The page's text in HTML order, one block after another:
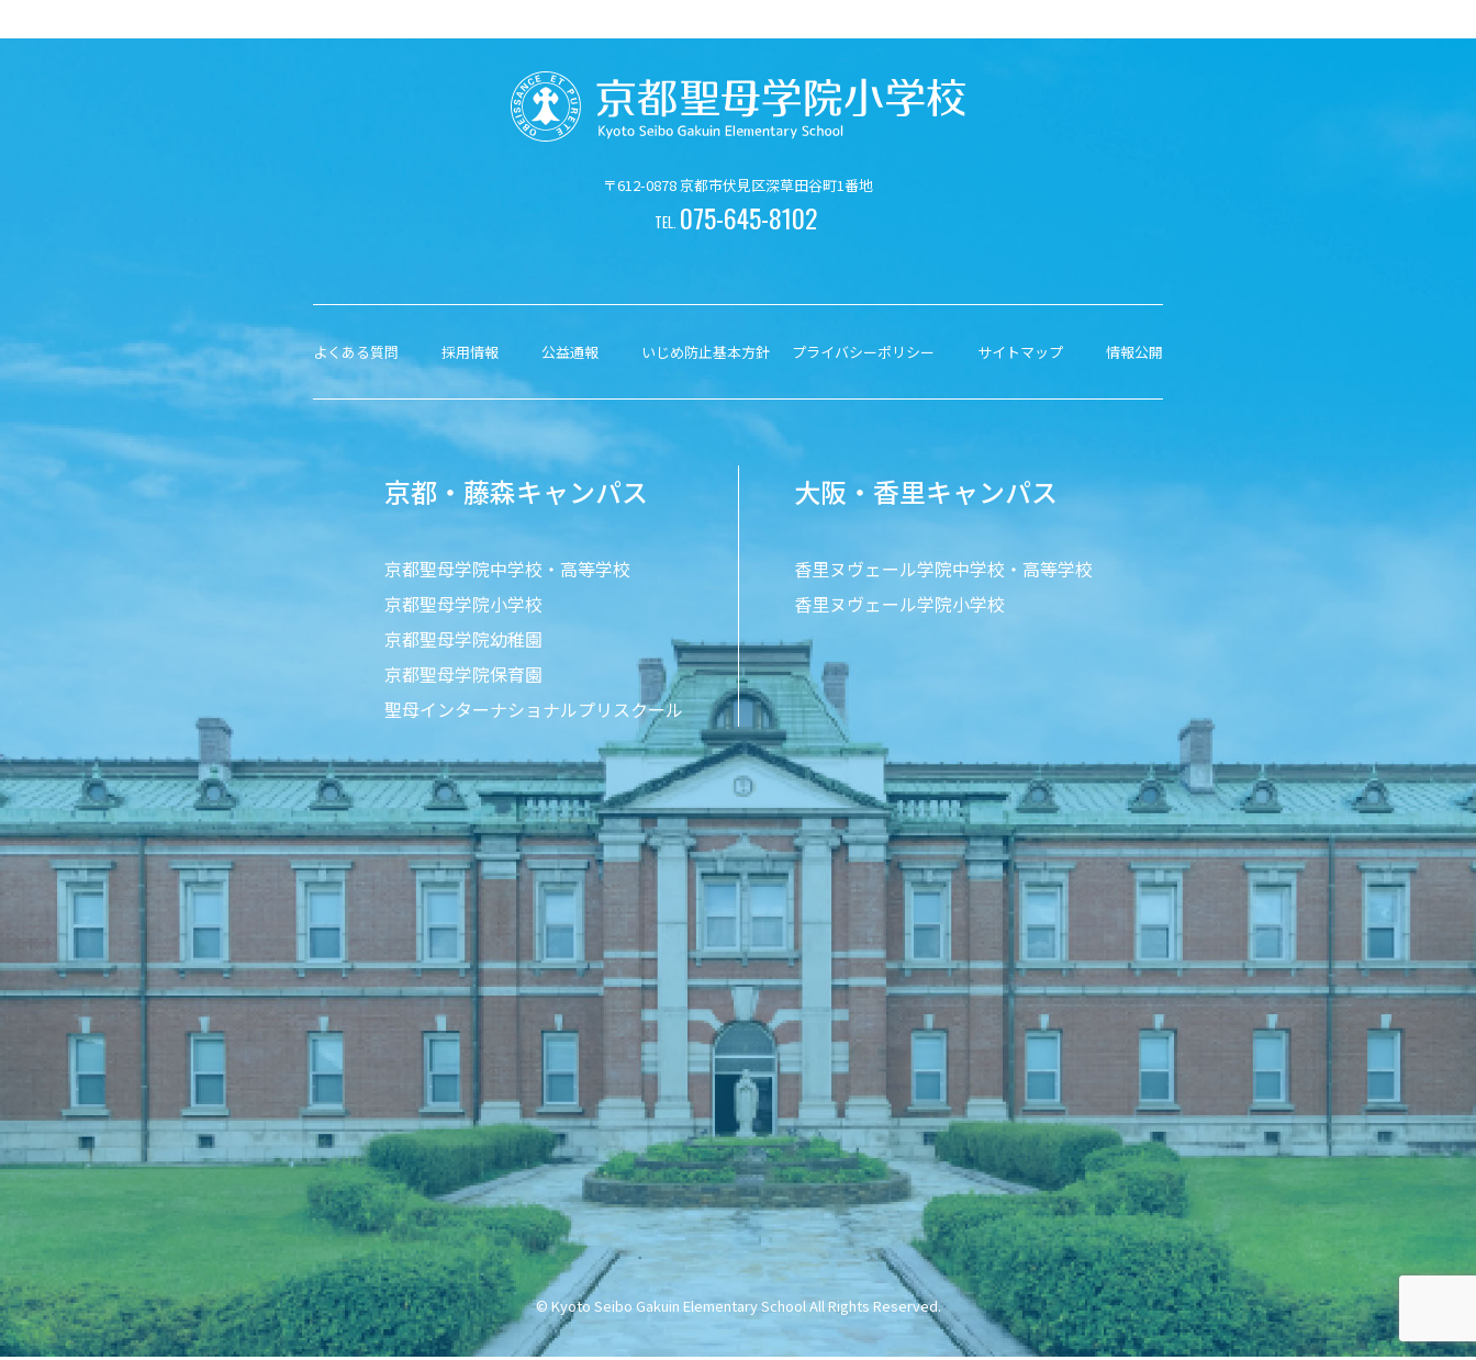
〒612-0878 京都市伏見区深草田谷町1番地
TEL. 075-645-8102
よくある質問 採用情報 公益通報 いじめ防止基本方針 プライバシーポリシー サイトマップ 情報公開
京都・藤森キャンパス
京都聖母学院中学校・高等学校
京都聖母学院小学校
京都聖母学院幼稚園
京都聖母学院保育園
聖母インターナショナルプリスクール
大阪・香里キャンパス
香里ヌヴェール学院中学校・高等学校
香里ヌヴェール学院小学校
© Kyoto Seibo Gakuin Elementary School All Rights Reserved.